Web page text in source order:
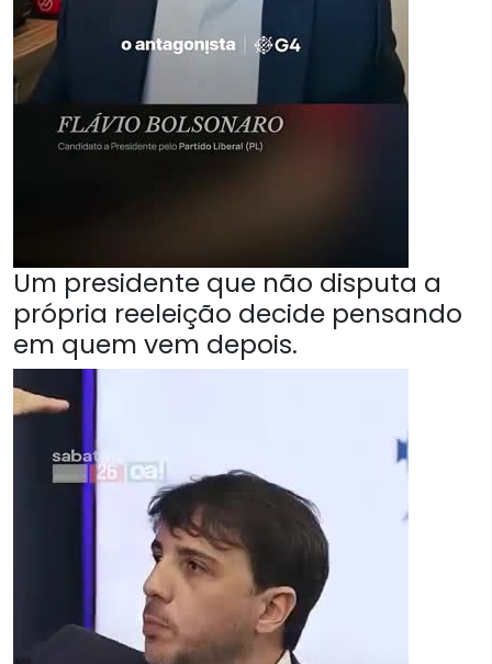
Um presidente que não disputa a
própria reeleição decide pensando
em quem vem depois.